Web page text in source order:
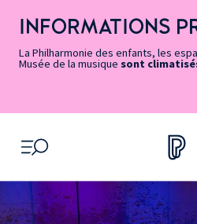
page
Accessibilité
accès
rapides
principal
contenu
principal
page
Message d’information
INFORMATIONS
La Philharmonie des enfants, les
Musée de la musique sont
OUVRIR LE MENU